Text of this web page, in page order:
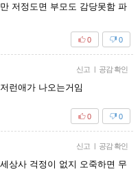
저정도면 부모도 감당못함 파
0
0
신고 | 공감 확인
런애가 나오는거임
0
0
신고 | 공감 확인
상사 걱정이 없지 오죽하면 무